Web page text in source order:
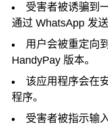
受害者被诱骗到
通过 WhatsApp 发
用户会被重定向
HandyPay 版本。
该应用程序会在
程序。
受害者被指示输